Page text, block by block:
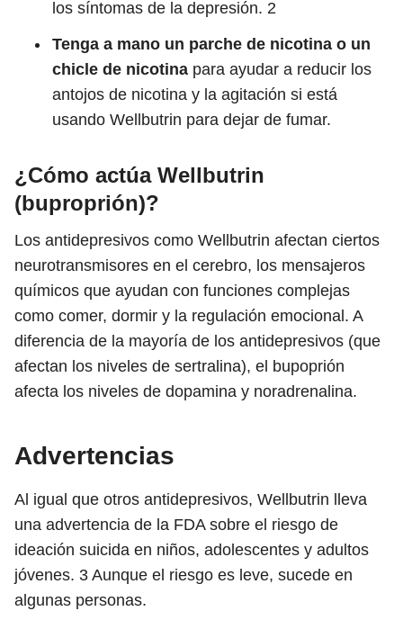
los síntomas de la depresión. 2
Tenga a mano un parche de nicotina o un
chicle de nicotina para ayudar a reducir los
antojos de nicotina y la agitación si está
usando Wellbutrin para dejar de fumar.
¿Cómo actúa Wellbutrin
(buproprión)?
Los antidepresivos como Wellbutrin afectan ciertos
neurotransmisores en el cerebro, los mensajeros
químicos que ayudan con funciones complejas
como comer, dormir y la regulación emocional. A
diferencia de la mayoría de los antidepresivos (que
afectan los niveles de sertralina), el bupoprión
afecta los niveles de dopamina y noradrenalina.
Advertencias
Al igual que otros antidepresivos, Wellbutrin lleva
una advertencia de la FDA sobre el riesgo de
ideación suicida en niños, adolescentes y adultos
jóvenes. 3 Aunque el riesgo es leve, sucede en
algunas personas.